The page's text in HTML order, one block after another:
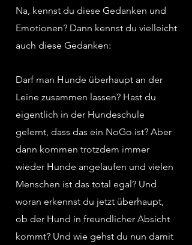
Na, kennst du diese Gedanken und
Emotionen? Dann kennst du vielleicht
auch diese Gedanken:
Darf man Hunde überhaupt an der
Leine zusammen lassen? Hast du
eigentlich in der Hundeschule
gelernt, dass das ein NoGo ist? Aber
dann kommen trotzdem immer
wieder Hunde angelaufen und vielen
Menschen ist das total egal? Und
woran erkennst du jetzt überhaupt,
ob der Hund in freundlicher Absicht
kommt? Und wie gehst du nun damit